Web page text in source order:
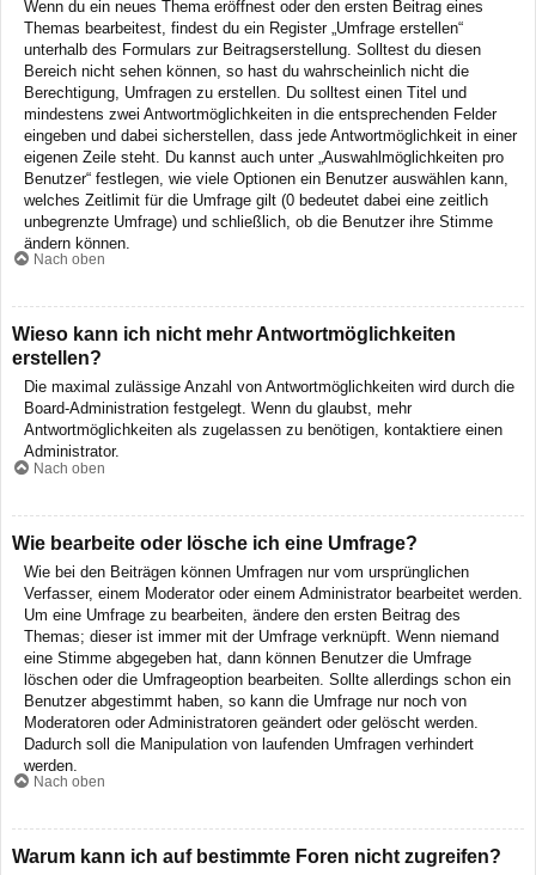
Wenn du ein neues Thema eröffnest oder den ersten Beitrag eines
Themas bearbeitest, findest du ein Register „Umfrage erstellen“
unterhalb des Formulars zur Beitragserstellung. Solltest du diesen
Bereich nicht sehen können, so hast du wahrscheinlich nicht die
Berechtigung, Umfragen zu erstellen. Du solltest einen Titel und
mindestens zwei Antwortmöglichkeiten in die entsprechenden Felder
eingeben und dabei sicherstellen, dass jede Antwortmöglichkeit in einer
eigenen Zeile steht. Du kannst auch unter „Auswahlmöglichkeiten pro
Benutzer“ festlegen, wie viele Optionen ein Benutzer auswählen kann,
welches Zeitlimit für die Umfrage gilt (0 bedeutet dabei eine zeitlich
unbegrenzte Umfrage) und schließlich, ob die Benutzer ihre Stimme
ändern können.
Nach oben
Wieso kann ich nicht mehr Antwortmöglichkeiten
erstellen?
Die maximal zulässige Anzahl von Antwortmöglichkeiten wird durch die
Board-Administration festgelegt. Wenn du glaubst, mehr
Antwortmöglichkeiten als zugelassen zu benötigen, kontaktiere einen
Administrator.
Nach oben
Wie bearbeite oder lösche ich eine Umfrage?
Wie bei den Beiträgen können Umfragen nur vom ursprünglichen
Verfasser, einem Moderator oder einem Administrator bearbeitet werden.
Um eine Umfrage zu bearbeiten, ändere den ersten Beitrag des
Themas; dieser ist immer mit der Umfrage verknüpft. Wenn niemand
eine Stimme abgegeben hat, dann können Benutzer die Umfrage
löschen oder die Umfrageoption bearbeiten. Sollte allerdings schon ein
Benutzer abgestimmt haben, so kann die Umfrage nur noch von
Moderatoren oder Administratoren geändert oder gelöscht werden.
Dadurch soll die Manipulation von laufenden Umfragen verhindert
werden.
Nach oben
Warum kann ich auf bestimmte Foren nicht zugreifen?